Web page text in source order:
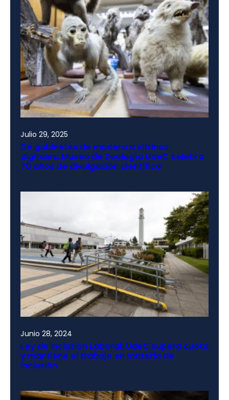
Julio 29, 2025
De gabinetes de madera a vitrinas
digitales: Museo de Zoología UdeC celebra
70 años de divulgación científica
Junio 28, 2024
Ley de Inclusión Laboral: UdeC supera cuota
y mantiene el trabajo en materia de
inclusión